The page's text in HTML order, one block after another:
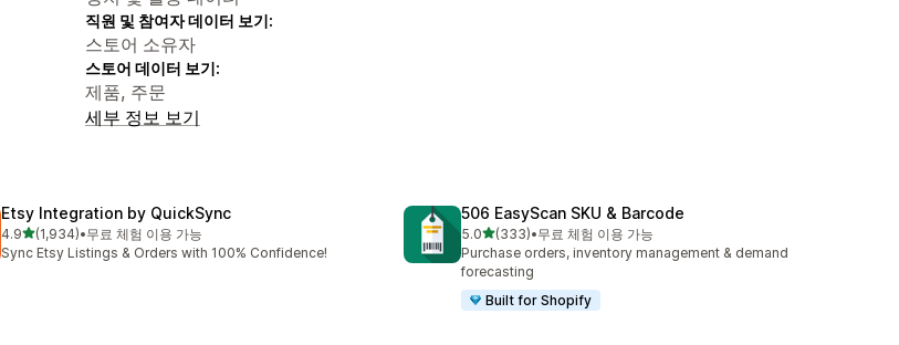
직원 및 참여자 데이터 보기:
스토어 소유자
스토어 데이터 보기:
제품, 주문
세부 정보 보기
Etsy Integration by QuickSync
4.9별 5개 중
(1,934)
총 리뷰 1934개
•무료 체험 이용 가능
Sync Etsy Listings & Orders with 100% Confidence!
506 EasyScan SKU & Barcode
5.0별 5개 중
(333)
총 리뷰 333개
•무료 체험 이용 가능
Purchase orders, inventory management & demand
forecasting
Built for Shopify